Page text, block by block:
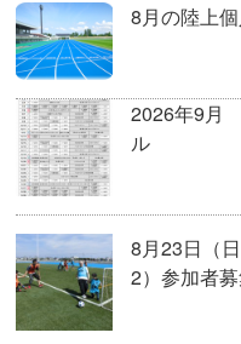
8月の陸上
2026年9月
ル
8月23日（
2）参加者